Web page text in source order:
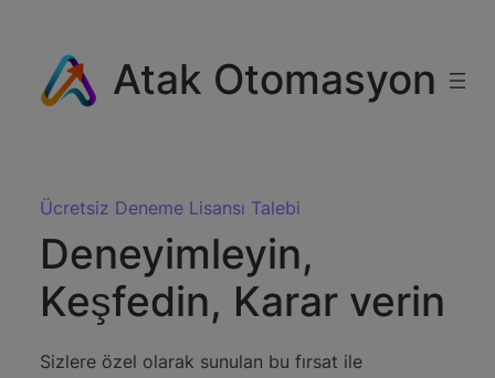
Atak Otomasyon
Ücretsiz Deneme Lisansı Talebi
Deneyimleyin,
Keşfedin, Karar verin
Sizlere özel olarak sunulan bu fırsat ile